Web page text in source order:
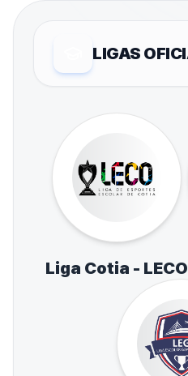
Liga Cotia - LECO